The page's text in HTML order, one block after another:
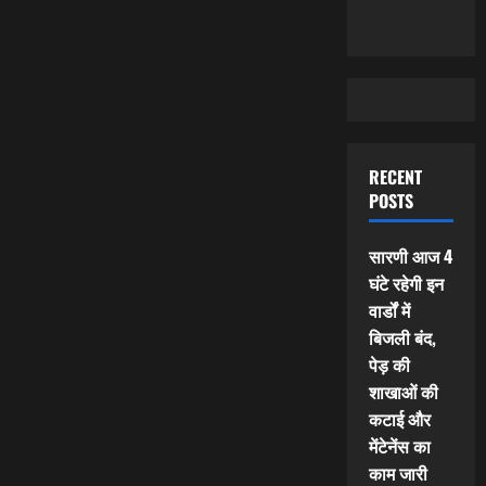
RECENT
POSTS
सारणी आज 4
घंटे रहेगी इन
वार्डों में
बिजली बंद,
पेड़ की
शाखाओं की
कटाई और
मेंटेनेंस का
काम जारी